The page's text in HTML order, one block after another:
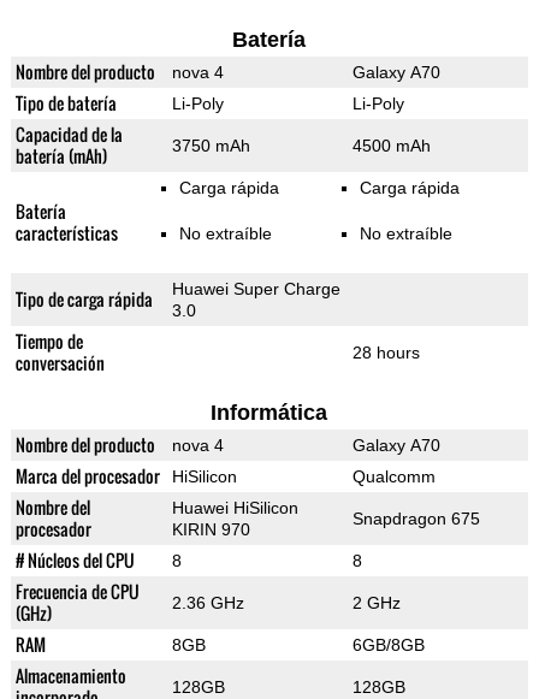
Batería
Nombre del producto nova 4 Galaxy A70
Tipo de batería Li-Poly Li-Poly
Capacidad de la
batería (mAh)
3750 mAh 4500 mAh
Batería
características
Carga rápida
No extraíble
Carga rápida
No extraíble
Tipo de carga rápida
Huawei Super Charge
3.0
Tiempo de
conversación
28 hours
Informática
Nombre del producto nova 4 Galaxy A70
Marca del procesador HiSilicon Qualcomm
Nombre del
procesador
Huawei HiSilicon
KIRIN 970
Snapdragon 675
# Núcleos del CPU 8 8
Frecuencia de CPU
(GHz)
2.36 GHz 2 GHz
RAM 8GB 6GB/8GB
Almacenamiento
128GB 128GB